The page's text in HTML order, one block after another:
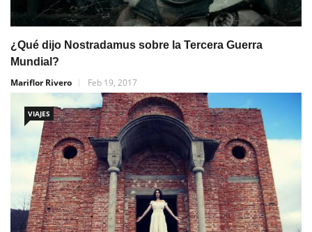
¿Qué dijo Nostradamus sobre la Tercera Guerra
Mundial?
Mariflor Rivero
Feb 19, 2017
VIAJES